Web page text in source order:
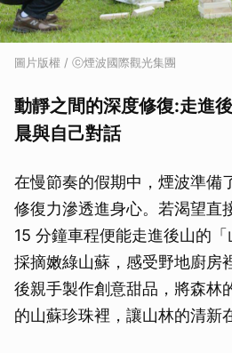
圖片版權 / ⓒ煙波國際觀光集團
動靜之間的深度修復:走進
晨與自己對話
在慢節奏的假期中，煙波準備
修復力滲透進身心。若渴望直
15 分鐘車程便能走進後山的
採摘嫩綠山蘇，感受野地廚房
後親手製作創意甜品，將森林
的山蘇珍珠裡，讓山林的清新